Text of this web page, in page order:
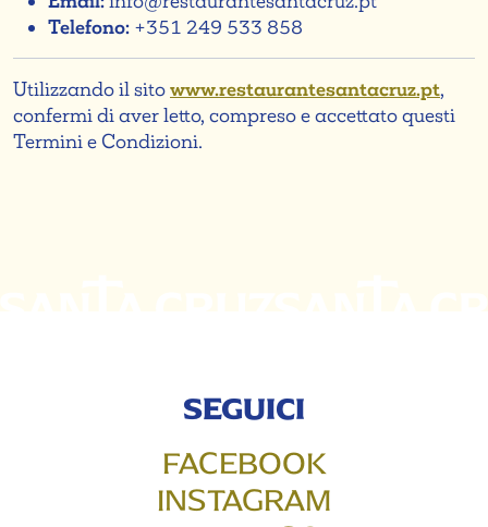
Telefono: +351 249 533 858
Utilizzando il sitowww.restaurantesantacruz.pt,
confermi di aver letto, compreso e accettato questi
Termini e Condizioni.
SEGUICI
FACEBOOK
INSTAGRAM